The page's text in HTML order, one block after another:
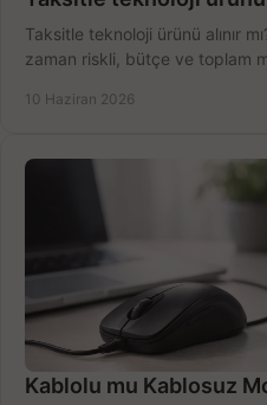
Taksitle teknoloji ürünü alınır
zaman riskli, bütçe ve toplam
10 Haziran 2026
Kablolu mu Kablosuz